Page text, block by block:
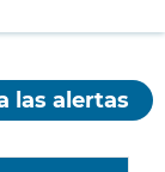
las alertas